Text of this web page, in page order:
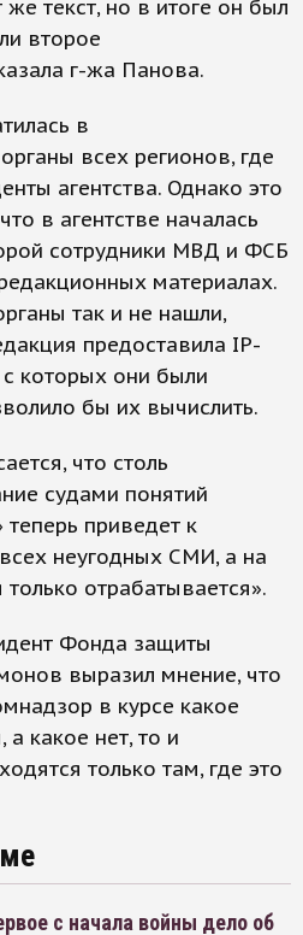
текст, но в итоге он был
второе
г-жа Панова.
в
всех регионов, где
агентства. Однако это
в агентстве началась
сотрудники МВД и ФСБ
материалах.
так и не нашли,
предоставила IP-
которых они были
бы их вычислить.
что столь
судами понятий
приведет к
неугодных СМИ, а на
только отрабатывается».
Фонда защиты
выразил мнение, что
в курсе какое
какое нет, то и
только там, где это
с начала войны дело об